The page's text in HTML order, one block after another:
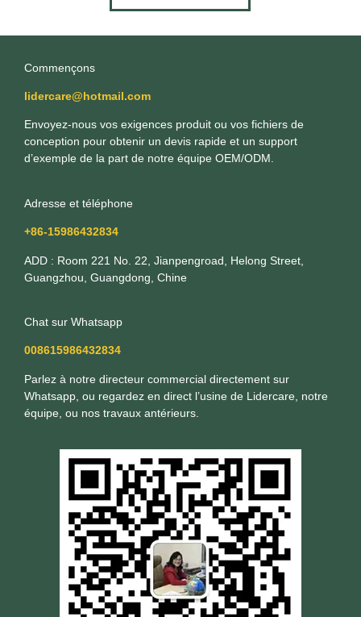
Commençons
lidercare@hotmail.com
Envoyez-nous vos exigences produit ou vos fichiers de
conception pour obtenir un devis rapide et un support
d’exemple de la part de notre équipe OEM/ODM.
Adresse et téléphone
+86-15986432834
ADD : Room 221 No. 22, Jianpengroad, Helong Street,
Guangzhou, Guangdong, Chine
Chat sur Whatsapp
008615986432834
Parlez à notre directeur commercial directement sur
Whatsapp, ou regardez en direct l’usine de Lidercare, notre
équipe, ou nos travaux antérieurs.